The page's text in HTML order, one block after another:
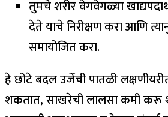
तुमचे शरीर वेगवेगळ्या
देते याचे निरीक्षण करा आणि
समायोजित करा.
हे छोटे बदल उर्जेची पातळी
शकतात, साखरेची लालसा कमी